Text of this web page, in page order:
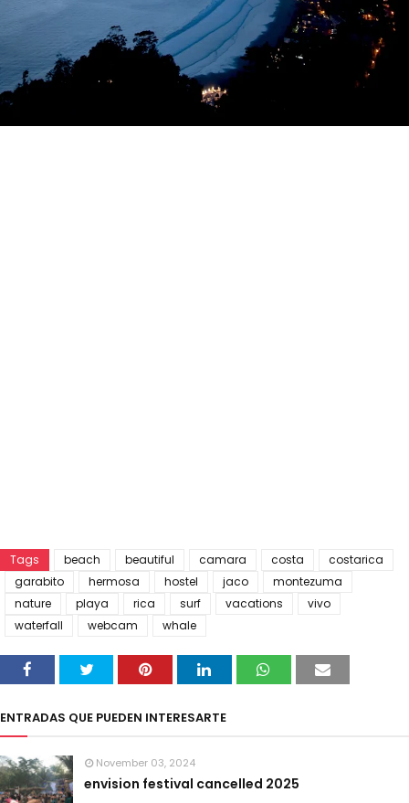
Tags beach beautiful camara costa
costarica
garabito
hermosa hostel jaco
montezuma
nature
playa rica surf vacations
vivo
waterfall
webcam whale
ENTRADAS QUE PUEDEN INTERESARTE
November 03, 2024
envision festival cancelled 2025